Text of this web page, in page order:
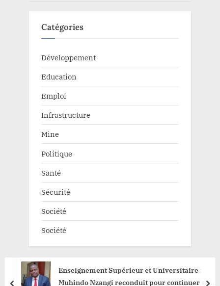
Catégories
Développement
Education
Emploi
Infrastructure
Mine
Politique
Santé
Sécurité
Société
Société
Enseignement Supérieur et Universitaire :
Muhindo Nzangi reconduit pour continuer ses